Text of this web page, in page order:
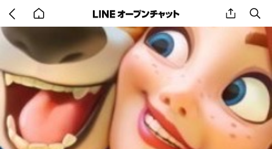
back
to
share